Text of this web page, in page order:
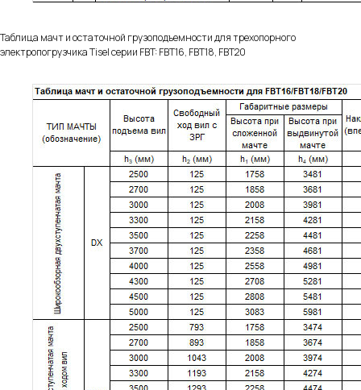
Таблица мачт и остаточной грузоподъемности для трехопорного
электропогрузчика Tisel серии FBT: FBT16, FBT18, FBT20